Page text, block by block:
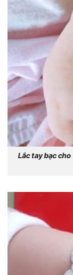
Lắc tay bạc